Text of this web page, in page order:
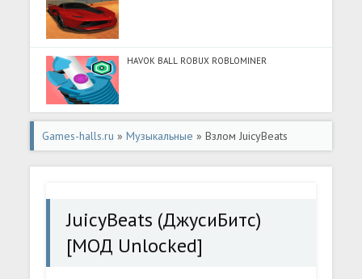
HAVOK BALL ROBUX ROBLOMINER
Games-halls.ru »Музыкальные » Взлом JuicyBeats
(ДжусиБитс) [МОД Unlocked] - полная версия apk на
JuicyBeats (ДжусиБитс)
[МОД Unlocked]